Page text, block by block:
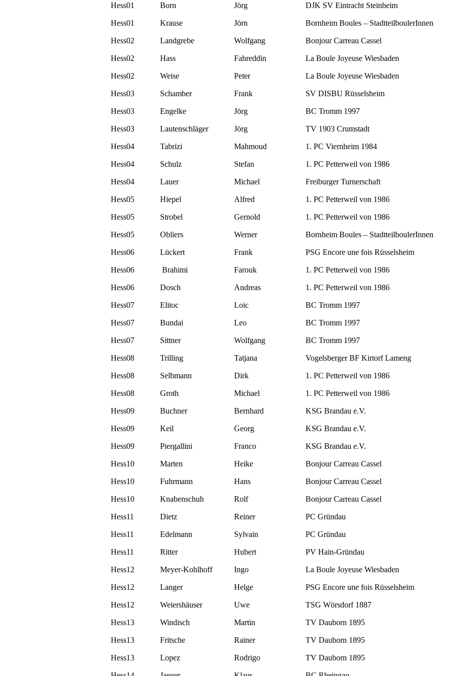
Hess01 Born Jörg DJK SV Eintracht Steinheim
Hess01 Krause Jörn Bornheim Boules – StadtteilboulerInnen
Hess02 Landgrebe Wolfgang Bonjour Carreau Cassel
Hess02 Hass Fahreddin La Boule Joyeuse Wiesbaden
Hess02 Weise Peter La Boule Joyeuse Wiesbaden
Hess03 Schamber Frank SV DISBU Rüsselsheim
Hess03 Engelke Jörg BC Tromm 1997
Hess03 Lautenschläger Jörg TV 1903 Crumstadt
Hess04 Tabrizi Mahmoud 1. PC Viernheim 1984
Hess04 Schulz Stefan 1. PC Petterweil von 1986
Hess04 Lauer Michael Freiburger Turnerschaft
Hess05 Hiepel Alfred 1. PC Petterweil von 1986
Hess05 Strobel Gernold 1. PC Petterweil von 1986
Hess05 Obliers Werner Bornheim Boules – StadtteilboulerInnen
Hess06 Lückert Frank PSG Encore une fois Rüsselsheim
Hess06 Brahimi Farouk 1. PC Petterweil von 1986
Hess06 Dosch Andreas 1. PC Petterweil von 1986
Hess07 Elitoc Loic BC Tromm 1997
Hess07 Bundai Leo BC Tromm 1997
Hess07 Sittner Wolfgang BC Tromm 1997
Hess08 Trilling Tatjana Vogelsberger BF Kirtorf Lameng
Hess08 Selbmann Dirk 1. PC Petterweil von 1986
Hess08 Groth Michael 1. PC Petterweil von 1986
Hess09 Buchner Bernhard KSG Brandau e.V.
Hess09 Keil Georg KSG Brandau e.V.
Hess09 Piergallini Franco KSG Brandau e.V.
Hess10 Marten Heike Bonjour Carreau Cassel
Hess10 Fuhrmann Hans Bonjour Carreau Cassel
Hess10 Knabenschuh Rolf Bonjour Carreau Cassel
Hess11 Dietz Reiner PC Gründau
Hess11 Edelmann Sylvain PC Gründau
Hess11 Ritter Hubert PV Hain-Gründau
Hess12 Meyer-Kohlhoff Ingo La Boule Joyeuse Wiesbaden
Hess12 Langer Helge PSG Encore une fois Rüsselsheim
Hess12 Weiershäuser Uwe TSG Wörsdorf 1887
Hess13 Windisch Martin TV Dauborn 1895
Hess13 Fritsche Rainer TV Dauborn 1895
Hess13 Lopez Rodrigo TV Dauborn 1895